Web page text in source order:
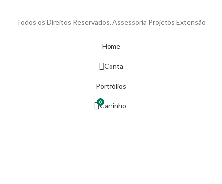
Todos os Direitos Reservados. Assessoria Projetos Extensão
Home
Conta
Portfólios
0Carrinho